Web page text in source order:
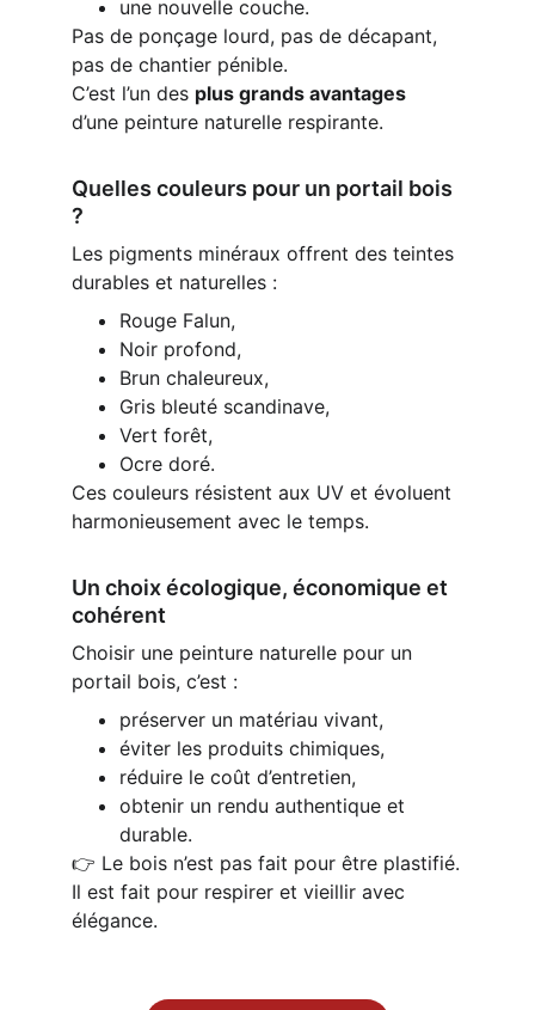
une nouvelle couche.
Pas de ponçage lourd, pas de décapant,
pas de chantier pénible.
C’est l’un des plus grands avantages
d’une peinture naturelle respirante.
Quelles couleurs pour un portail bois
?
Les pigments minéraux offrent des teintes
durables et naturelles :
Rouge Falun,
Noir profond,
Brun chaleureux,
Gris bleuté scandinave,
Vert forêt,
Ocre doré.
Ces couleurs résistent aux UV et évoluent
harmonieusement avec le temps.
Un choix écologique, économique et
cohérent
Choisir une peinture naturelle pour un
portail bois, c’est :
préserver un matériau vivant,
éviter les produits chimiques,
réduire le coût d’entretien,
obtenir un rendu authentique et
durable.
👉 Le bois n’est pas fait pour être plastifié.
Il est fait pour respirer et vieillir avec
élégance.